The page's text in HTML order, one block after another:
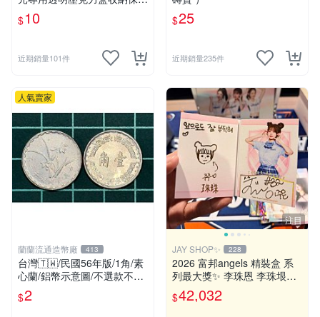
盒錢幣收藏盒透明圓盒硬幣盒
錢幣盒
$10
近期銷量101件
$25
近期銷量235件
人氣賣家
蘭蘭流通造幣廠 413
台灣🇹🇼/民國56年版/1角/素
心蘭/鋁幣示意圖/不選款不挑
品/隨機出貨
$2
注目
JAY SHOP✨ 228
2026 富邦angels 精裝盒 系
列最大獎✨ 李珠恩 李珠垠
《珠珠寶貝 1of1》銘文 手繪
Q版珠珠 簽名 金簽 書卡 喵喵
$42,032